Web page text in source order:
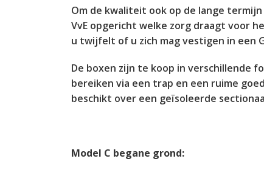
Om de kwaliteit ook op de lange
VvE opgericht welke zorg draagt voor
u twijfelt of u zich mag vestigen in een
De boxen zijn te koop in verschillende
bereiken via een trap en een ruime
beschikt over een geïsoleerde
Model C begane grond: